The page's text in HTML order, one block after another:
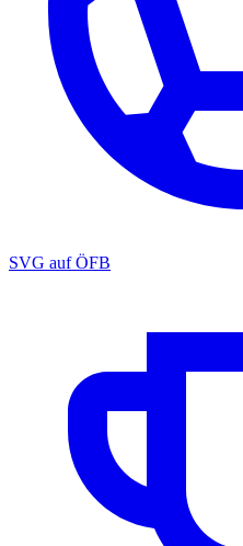
SVG auf ÖFB